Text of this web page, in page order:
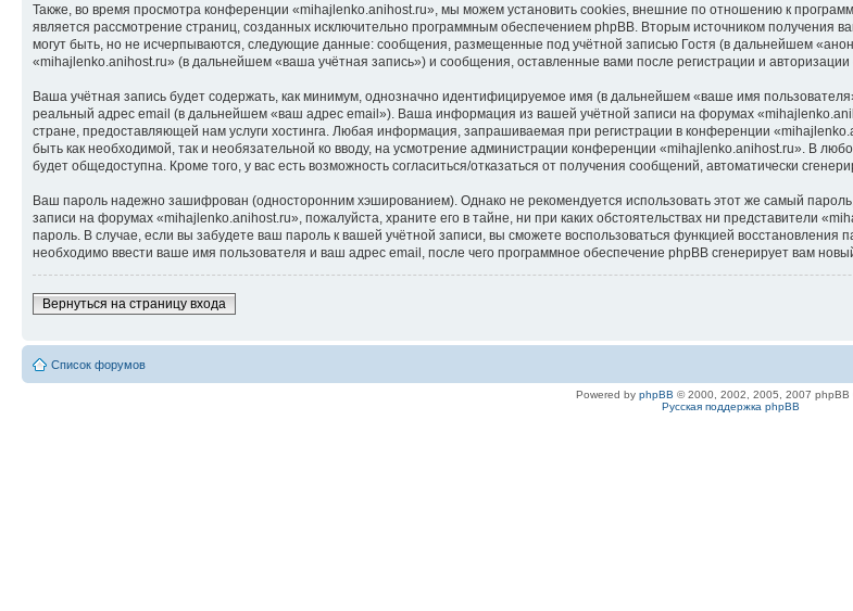
Также, во время просмотра конференции «mihajlenko.anihost.ru», мы можем установить cookies, внешние по отношению к
является рассмотрение страниц, созданных исключительно программным обеспечением phpBB. Вторым источником
могут быть, но не исчерпываются, следующие данные: сообщения, размещенные под учётной записью Гостя (в дальнейшем
«mihajlenko.anihost.ru» (в дальнейшем «ваша учётная запись») и сообщения, оставленные вами после регистрации и
Ваша учётная запись будет содержать, как минимум, однозначно идентифицируемое имя (в дальнейшем «ваше имя
реальный адрес email (в дальнейшем «ваш адрес email»). Ваша информация из вашей учётной записи на форумах
стране, предоставляющей нам услуги хостинга. Любая информация, запрашиваемая при регистрации в конференции
быть как необходимой, так и необязательной ко вводу, на усмотрение администрации конференции «mihajlenko.anihost.ru». В
будет общедоступна. Кроме того, у вас есть возможность согласиться/отказаться от получения сообщений, автоматически
Ваш пароль надежно зашифрован (односторонним хэшированием). Однако не рекомендуется использовать этот же самый
записи на форумах «mihajlenko.anihost.ru», пожалуйста, храните его в тайне, ни при каких обстоятельствах ни представители
пароль. В случае, если вы забудете ваш пароль к вашей учётной записи, вы сможете воспользоваться функцией
необходимо ввести ваше имя пользователя и ваш адрес email, после чего программное обеспечение phpBB сгенерирует вам
Вернуться на страницу входа
Список форумов
Powered by phpBB © 2000, 2002, 2005, 2007 phpBB
Русская поддержка phpBB